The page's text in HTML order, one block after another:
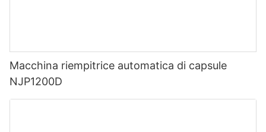
Macchina riempitrice automatica di capsule
NJP1200D